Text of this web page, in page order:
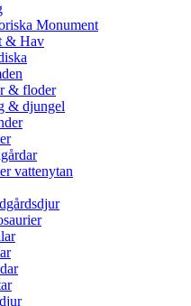
Monument
& Hav
& floder
& djungel
vattenytan